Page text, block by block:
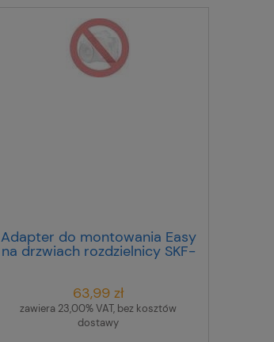
Adapter do montowania Easy
na drzwiach rozdzielnicy SKF-
63,99 zł
zawiera 23,00% VAT, bez kosztów
dostawy